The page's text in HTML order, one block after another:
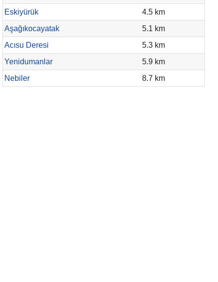
Eskiyürük
4.5 km
Aşağıkocayatak
5.1 km
Acısu Deresi
5.3 km
Yenidumanlar
5.9 km
Nebiler
8.7 km